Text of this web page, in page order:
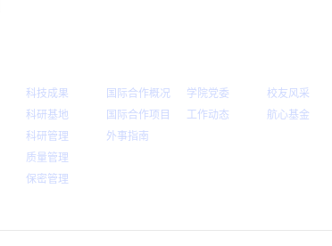
科技成果
科研基地
科研管理
质量管理
保密管理
国际合作概况
国际合作项目
外事指南
学院党委
工作动态
校友风采
航心基金